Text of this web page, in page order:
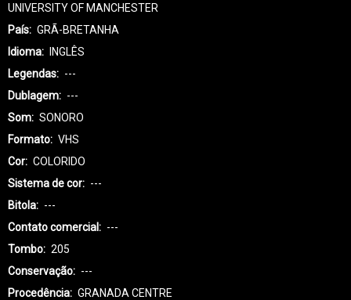
UNIVERSITY OF MANCHESTER
País
GRÃ-BRETANHA
Idioma
INGLÊS
Legendas
---
Dublagem
---
Som
SONORO
Formato
VHS
Cor
COLORIDO
Sistema de cor
---
Bitola
---
Contato comercial
---
Tombo
205
Conservação
---
Procedência
GRANADA CENTRE